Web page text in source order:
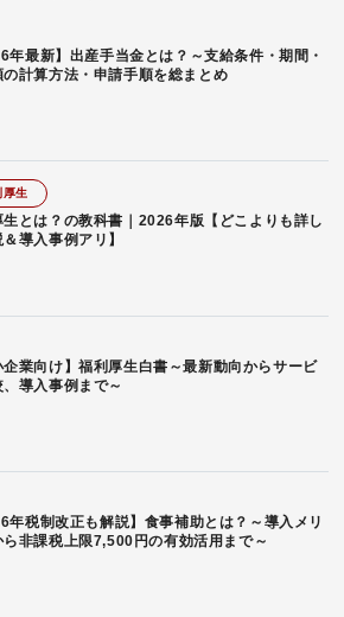
年最新】出産手当金とは？～支給条件・期間・
の計算方法・申請手順を総まとめ
厚生
生とは？の教科書｜2026年版【どこよりも詳し
導入事例アリ】
企業向け】福利厚生白書～最新動向からサービ
、導入事例まで～
年税制改正も解説】食事補助とは？～導入メリ
ら非課税上限7,500円の有効活用まで～